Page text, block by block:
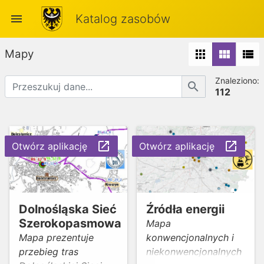
menu Katalog zasobów
Mapy apps view_module view_list
search Znaleziono:
112
Dolnośląska Sieć
Szerokopasmowa
Mapa prezentuje
przebieg tras
Otwórz aplikację launch
Źródła energii
Mapa
konwencjonalnych i
niekonwencjonalnych
Otwórz aplikację launch